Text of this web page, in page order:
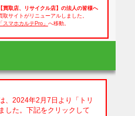
【買取店、リサイクル店】の法人の皆様へ
取サイトがリニューアルしました。
「スマホカルテPro」 へ移動。
、2024年2月7日より「トリ
した。下記をクリックして